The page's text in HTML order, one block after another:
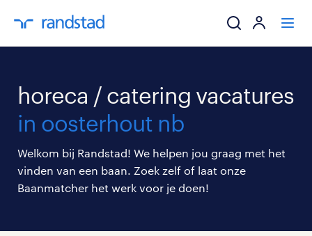
mijn carrière
over randstad
horeca / catering vacatures
in oosterhout nb
Welkom bij Randstad! We helpen jou graag met het
vinden van een baan. Zoek zelf of laat onze
Baanmatcher het werk voor je doen!